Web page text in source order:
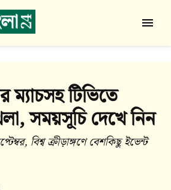
বাংলা
24
ম্যাচসহ টিভিতে
সময়সূচি দেখে নিন
বিশ্ব ক্রীড়াঙ্গণে বেশকিছু ইভেন্ট